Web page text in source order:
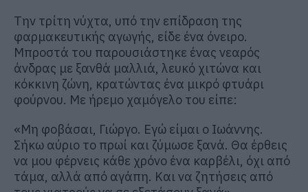
Την τρίτη νύχτα, υπό την επίδραση της
φαρμακευτικής αγωγής, είδε ένα όνειρο.
Μπροστά του παρουσιάστηκε ένας νεαρός
άνδρας με ξανθά μαλλιά, λευκό χιτώνα και
κόκκινη ζώνη, κρατώντας ένα μικρό φτυάρι
φούρνου. Με ήρεμο χαμόγελο του είπε:
«Μη φοβάσαι, Γιώργο. Εγώ είμαι ο Ιωάννης.
Σήκω αύριο το πρωί και ζύμωσε ξανά. Θα έρθεις
να μου φέρνεις κάθε χρόνο ένα καρβέλι, όχι από
τάμα, αλλά από αγάπη. Και να ζητήσεις από